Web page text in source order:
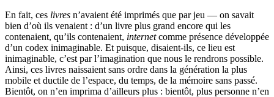
En fait, ces livres n’avaient été imprimés que par jeu — on savait
bien d’où ils venaient : d’un livre plus grand encore qui les
contenaient, qu’ils contenaient, internetcomme présence développée
d’un codex inimaginable. Et puisque, disaient-ils, ce lieu est
inimaginable, c’est par l’imagination que nous le rendrons possible.
Ainsi, ces livres naissaient sans ordre dans la génération la plus
mobile et ductile de l’espace, du temps, de la mémoire sans passé.
Bientôt, on n’en imprima d’ailleurs plus : bientôt, plus personne n’en